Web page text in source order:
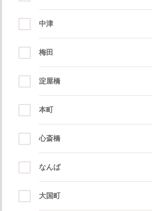
中津
梅田
淀屋橋
本町
心斎橋
なんば
大国町